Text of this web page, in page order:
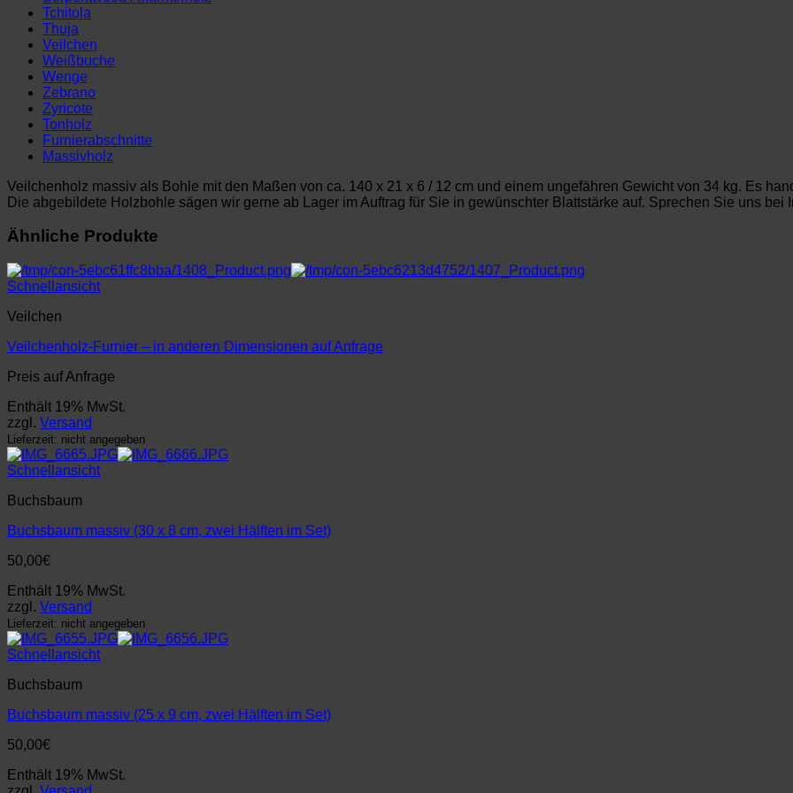
Tchitola
Thuja
Veilchen
Weißbuche
Wenge
Zebrano
Zyricote
Tonholz
Furnierabschnitte
Massivholz
Veilchenholz massiv als Bohle mit den Maßen von ca. 140 x 21 x 6 / 12 cm und einem ungefähren Gewicht von 34 kg. Es
Die abgebildete Holzbohle sägen wir gerne ab Lager im Auftrag für Sie in gewünschter Blattstärke auf. Sprechen Sie uns bei
Ähnliche Produkte
Schnellansicht
Veilchen
Veilchenholz-Furnier – in anderen Dimensionen auf Anfrage
Preis auf Anfrage
Enthält 19% MwSt.
zzgl. Versand
Lieferzeit: nicht angegeben
Schnellansicht
Buchsbaum
Buchsbaum massiv (30 x 8 cm, zwei Hälften im Set)
50,00€
Enthält 19% MwSt.
zzgl. Versand
Lieferzeit: nicht angegeben
Schnellansicht
Buchsbaum
Buchsbaum massiv (25 x 9 cm, zwei Hälften im Set)
50,00€
Enthält 19% MwSt.